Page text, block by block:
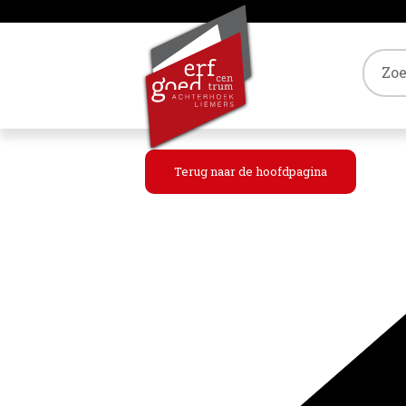
Terug naar de hoofdpagina